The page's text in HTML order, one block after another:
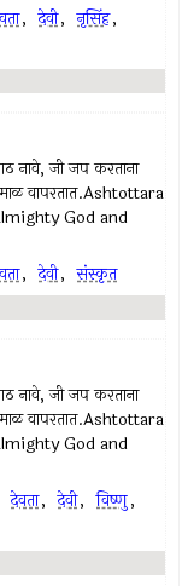
, देवी, नृसिंह,
नावे, जी जप करताना
वापरतात.Ashtottara
God and
, देवी, संस्कृत
नावे, जी जप करताना
वापरतात.Ashtottara
God and
देवता, देवी, विष्णु,